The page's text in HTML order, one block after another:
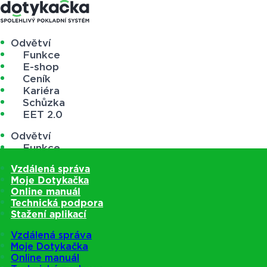
Odvětví
Funkce
E-shop
Ceník
Kariéra
Schůzka
EET 2.0
Odvětví
Funkce
Ceník
Kariéra
Schůzka
EET 2.0
Vzdálená správa
Moje Dotykačka
Online manuál
Technická podpora
Stažení aplikací
Vzdálená správa
Moje Dotykačka
Online manuál